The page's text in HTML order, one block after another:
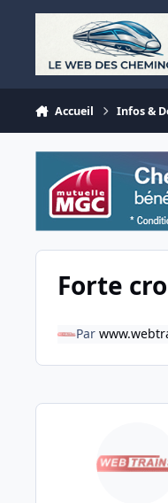
Aller au contenu
Accueil Infos &
Forte
Par